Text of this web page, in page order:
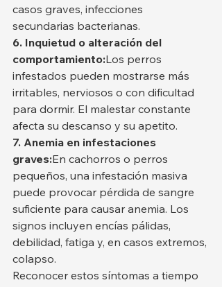
casos graves, infecciones
secundarias bacterianas.
6. Inquietud o alteración del
comportamiento:Los perros
infestados pueden mostrarse más
irritables, nerviosos o con dificultad
para dormir. El malestar constante
afecta su descanso y su apetito.
7. Anemia en infestaciones
graves:En cachorros o perros
pequeños, una infestación masiva
puede provocar pérdida de sangre
suficiente para causar anemia. Los
signos incluyen encías pálidas,
debilidad, fatiga y, en casos extremos,
colapso.
Reconocer estos síntomas a tiempo